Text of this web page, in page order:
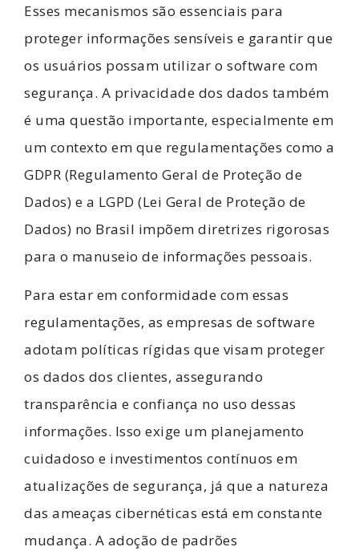
Esses mecanismos são essenciais para
proteger informações sensíveis e garantir que
os usuários possam utilizar o software com
segurança. A privacidade dos dados também
é uma questão importante, especialmente em
um contexto em que regulamentações como a
GDPR (Regulamento Geral de Proteção de
Dados) e a LGPD (Lei Geral de Proteção de
Dados) no Brasil impõem diretrizes rigorosas
para o manuseio de informações pessoais.
Para estar em conformidade com essas
regulamentações, as empresas de software
adotam políticas rígidas que visam proteger
os dados dos clientes, assegurando
transparência e confiança no uso dessas
informações. Isso exige um planejamento
cuidadoso e investimentos contínuos em
atualizações de segurança, já que a natureza
das ameaças cibernéticas está em constante
mudança. A adoção de padrões